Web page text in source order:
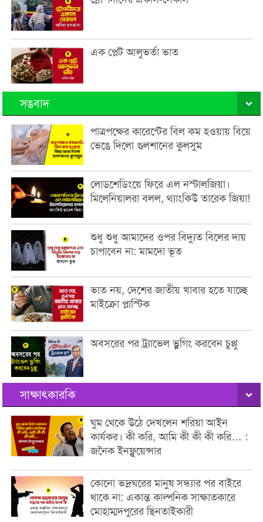
এক প্লেট আলুভর্তা ভাত
সঙবাদ
পাত্রপক্ষের কারেন্টের বিল কম হওয়ায় বিয়ে
ভেঙে দিলো গুলশানের কুলসুম
লোডশেডিংয়ে ফিরে এল নস্টালজিয়া।
মিলেনিয়ালরা বলল, থ্যাংকিউ তারেক জিয়া!
শুধু শুধু আমাদের ওপর বিদ্যুত বিলের দায়
চাপাবেন না: মামদো ভূত
ভাত নয়, দেশের জাতীয় খাবার হতে যাচ্ছে
মাইক্রো প্লাস্টিক
অবসরের পর ট্র্যাভেল ভ্লগিং করবেন চুপ্পু
সাক্ষাৎকারকি
ঘুম থেকে উঠে দেখলেন শরিয়া আইন
কার্যকর। কী করি, আমি কী কী কী করি… :
জনৈক ইনফ্লুয়েন্সার
কোনো ভদ্রঘরের মানুষ সন্ধ্যার পর বাইরে
থাকে না: একান্ত কাল্পনিক সাক্ষাতকারে
মোহাম্মদপুরের ছিনতাইকারী